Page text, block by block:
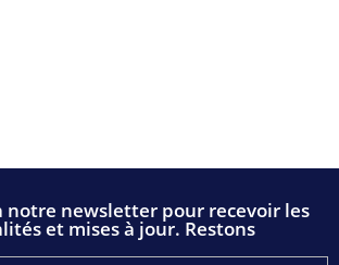
notre newsletter pour recevoir les
et mises à jour. Restons